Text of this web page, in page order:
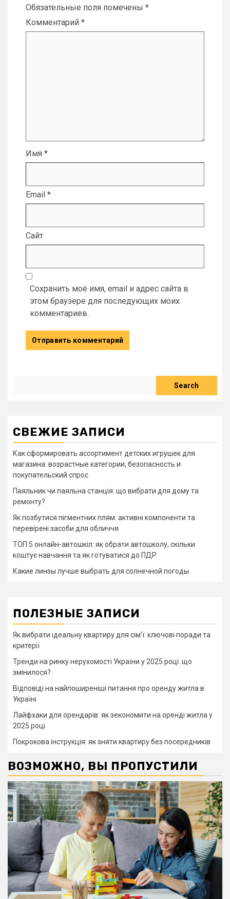
Обязательные поля помечены *
Комментарий *
Имя *
Email *
Сайт
Сохранить моё имя, email и адрес сайта в
этом браузере для последующих моих
комментариев.
Search
СВЕЖИЕ ЗАПИСИ
Как сформировать ассортимент детских игрушек для
магазина: возрастные категории, безопасность и
покупательский спрос
Паяльник чи паяльна станція: що вибрати для дому та
ремонту?
Як позбутися пігментних плям: активні компоненти та
перевірені засоби для обличчя
ТОП 5 онлайн-автошкіл: як обрати автошколу, скільки
коштує навчання та як готуватися до ПДР
Какие линзы лучше выбрать для солнечной погоды
ПОЛЕЗНЫЕ ЗАПИСИ
Як вибрати ідеальну квартиру для сім’ї: ключові поради та
критерії
Тренди на ринку нерухомості України у 2025 році: що
змінилося?
Відповіді на найпоширеніші питання про оренду житла в
Україні
Лайфхаки для орендарів: як зекономити на оренді житла у
2025 році
Покрокова інструкція: як зняти квартиру без посередників
ВОЗМОЖНО, ВЫ ПРОПУСТИЛИ